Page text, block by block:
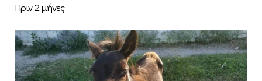
Πριν 2 μήνες